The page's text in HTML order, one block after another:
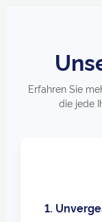
Erfahren Sie
die jede
1.